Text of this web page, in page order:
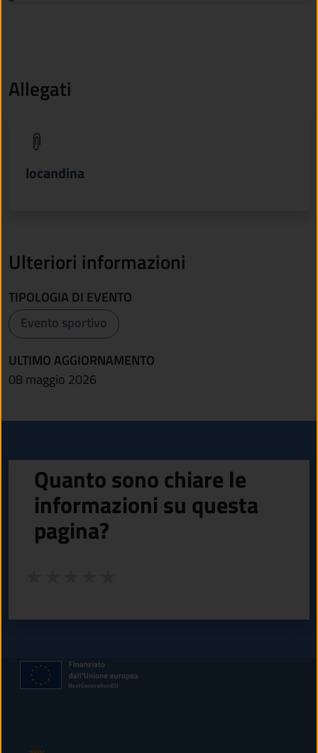
Allegati
locandina
(apre in un'altra scheda).
Ulteriori informazioni
TIPOLOGIA DI EVENTO
Evento sportivo
ULTIMO AGGIORNAMENTO
08 maggio 2026
Quanto sono chiare le
informazioni su questa
pagina?